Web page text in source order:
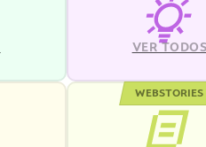
VER TODOS
WEBSTORIES